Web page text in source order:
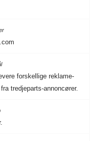
forskellige reklame-
tredjeparts-annoncører.